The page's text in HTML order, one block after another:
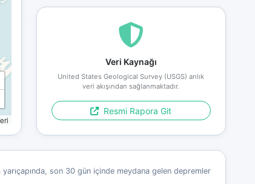
Veri Kaynağı
United States Geological Survey (USGS) anlık
veri akışından sağlanmaktadır.
Resmi Rapora Git
yarıçapında, son 30 gün içinde meydana gelen depremler